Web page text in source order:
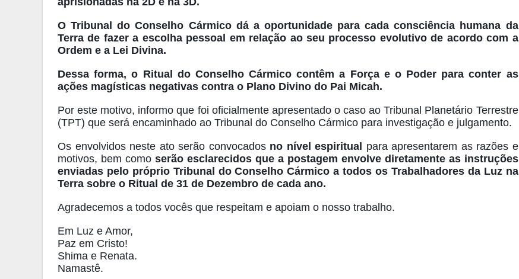
O Tribunal do Conselho Cármico dá a oportunidade para cada consciência humana da
Terra de fazer a escolha pessoal em relação ao seu processo evolutivo de acordo com a
Ordem e a Lei Divina.
Dessa forma, o Ritual do Conselho Cármico contêm a Força e o Poder para conter as
ações magísticas negativas contra o Plano Divino do Pai Micah.
Por este motivo, informo que foi oficialmente apresentado o caso ao Tribunal Planetário Terrestre
(TPT) que será encaminhado ao Tribunal do Conselho Cármico para investigação e julgamento.
Os envolvidos neste ato serão convocados no nível espiritual para apresentarem as razões e
motivos, bem como serão esclarecidos que a postagem envolve diretamente as instruções
enviadas pelo próprio Tribunal do Conselho Cármico a todos os Trabalhadores da Luz na
Terra sobre o Ritual de 31 de Dezembro de cada ano.
Agradecemos a todos vocês que respeitam e apoiam o nosso trabalho.
Em Luz e Amor,
Paz em Cristo!
Shima e Renata.
Namastê.